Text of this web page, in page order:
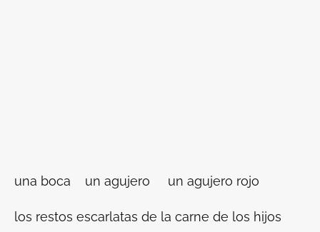
una boca un agujero un agujero rojo
los restos escarlatas de la carne de los hijos